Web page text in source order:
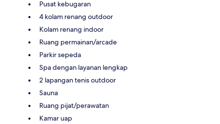
Pusat kebugaran
4 kolam renang outdoor
Kolam renang indoor
Ruang permainan/arcade
Parkir sepeda
Spa dengan layanan lengkap
2 lapangan tenis outdoor
Sauna
Ruang pijat/perawatan
Kamar uap